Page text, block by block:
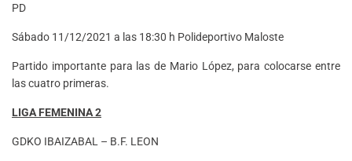
PD
Sábado 11/12/2021 a las 18:30 h Polideportivo Maloste
Partido importante para las de Mario López, para colocarse entre
las cuatro primeras.
LIGA FEMENINA 2
GDKO IBAIZABAL – B.F. LEON